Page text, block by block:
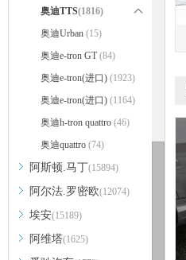
奥迪TT Roadster
(571)
奥迪TT Sportback
奥迪TTS(1816)
奥迪TTS Coupe
奥迪TTS Roadster
奥迪Urban (15)
奥迪e-tron GT(84)
奥迪e-tron(进口) (1923)
奥迪e-tron(进口) (1164)
奥迪h-tron quattro (46)
奥迪quattro (74)
阿斯顿.马丁(15894)
阿尔法.罗密欧(12074)
埃安(15189)
阿维塔(1625)